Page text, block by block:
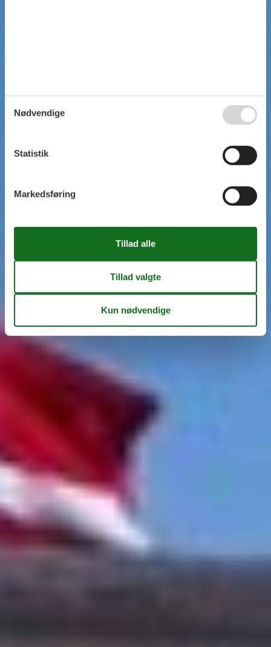
Nødvendige
Statistik
Markedsføring